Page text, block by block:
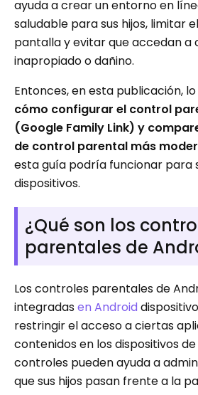
ayuda a crear un entorno en
saludable para sus hijos, limitar
pantalla y evitar que accedan a
inapropiado o dañino.
Entonces, en esta publicación,
cómo configurar el control
(Google Family Link) y
de control parental más
esta guía podría funcionar para
dispositivos.
¿Qué son los
parentales de
Los controles parentales de
integradasen Android
restringir el acceso a ciertas
contenidos en los dispositivos de
controles pueden ayuda a
que sus hijos pasan frente a la